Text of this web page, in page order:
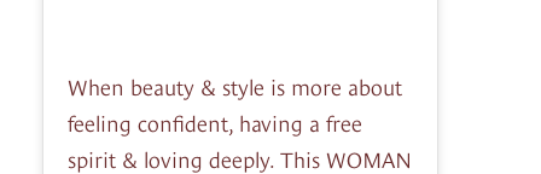
When beauty & style is more about
feeling confident, having a free
spirit & loving deeply. This WOMAN